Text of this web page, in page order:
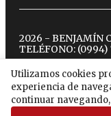
Utilizamos cookies
experiencia de
continuar
2026 - BENJAMÍN
TELÉFONO: (0994)
twitter